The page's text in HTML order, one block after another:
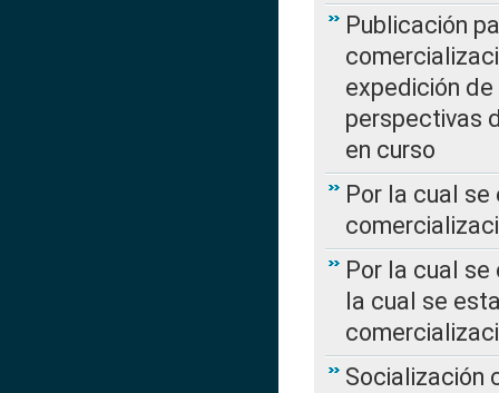
Publicación
expedición de
perspectivas
en curso
Por la cual
Por la cual se
la cual se
Socialización